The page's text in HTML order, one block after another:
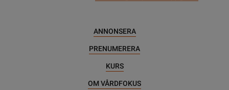
ANNONSERA
PRENUMERERA
KURS
OM VÅRDFOKUS